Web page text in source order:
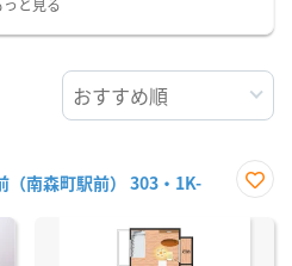
っと見る
（南森町駅前） 303・1K-
に入